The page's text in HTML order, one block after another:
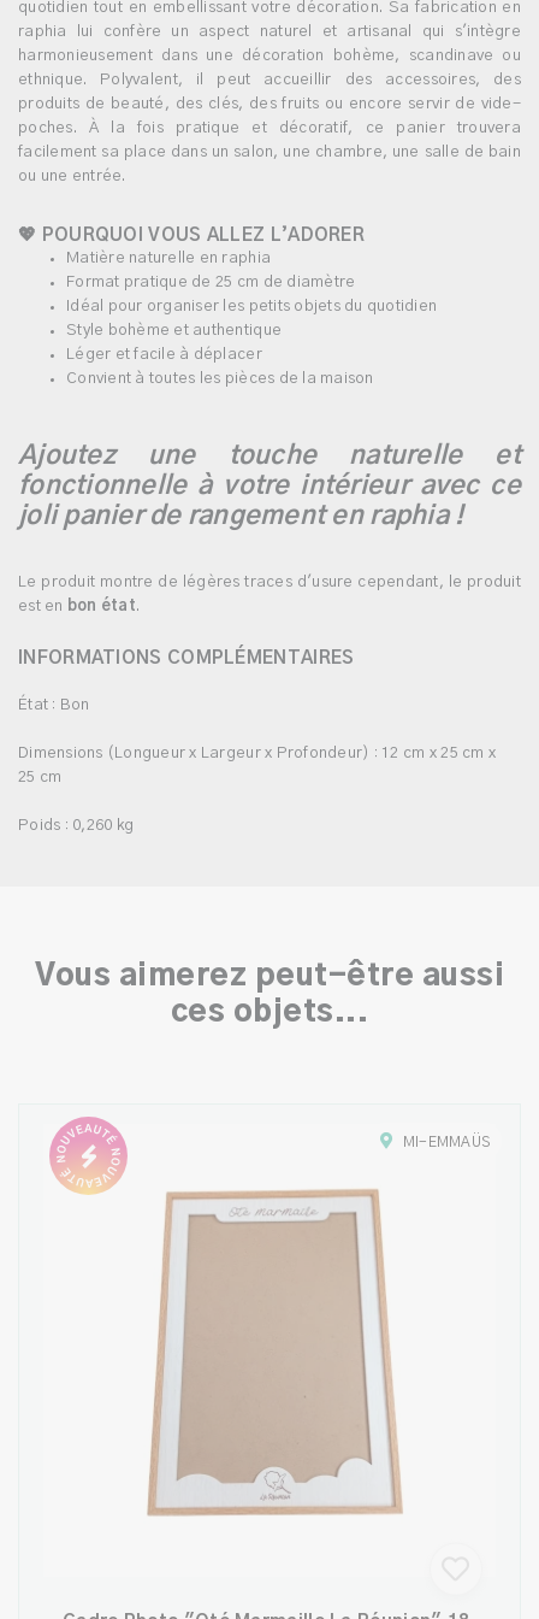
quotidien tout en embellissant votre décoration. Sa fabrication en
raphia lui confère un aspect naturel et artisanal qui s'intègre
harmonieusement dans une décoration bohème, scandinave ou
ethnique. Polyvalent, il peut accueillir des accessoires, des
produits de beauté, des clés, des fruits ou encore servir de vide-
poches. À la fois pratique et décoratif, ce panier trouvera
facilement sa place dans un salon, une chambre, une salle de bain
ou une entrée.
💖 POURQUOI VOUS ALLEZ L’ADORER
Matière naturelle en raphia
Format pratique de 25 cm de diamètre
Idéal pour organiser les petits objets du quotidien
Style bohème et authentique
Léger et facile à déplacer
Convient à toutes les pièces de la maison
Ajoutez une touche naturelle et
fonctionnelle à votre intérieur avec ce
joli panier de rangement en raphia !
Le produit montre de légères traces d'usure cependant, le produit
est en bon état.
INFORMATIONS COMPLÉMENTAIRES
État : Bon
Dimensions (Longueur x Largeur x Profondeur) : 12 cm x 25 cm x
25 cm
Poids : 0,260 kg
Vous aimerez peut-être aussi
ces objets...
MI-EMMAÜS